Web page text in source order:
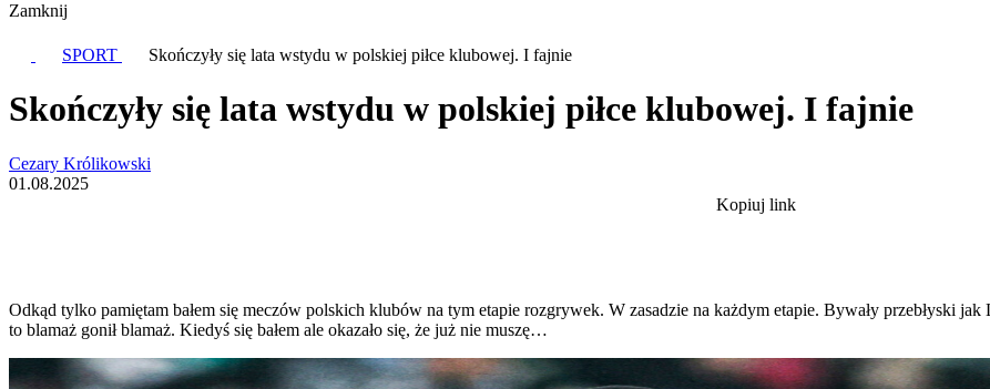
Zamknij
SPORT Skończyły się lata wstydu w polskiej piłce klubowej. I fajnie
Skończyły się lata wstydu w polskiej piłce klubowej. I fajnie
Cezary Królikowski
01.08.2025
Kopiuj link
Odkąd tylko pamiętam bałem się meczów polskich klubów na tym etapie rozgrywek. W zasadzie na każdym etapie. Bywały przebłyski
to blamaż gonił blamaż. Kiedyś się bałem ale okazało się, że już nie muszę…